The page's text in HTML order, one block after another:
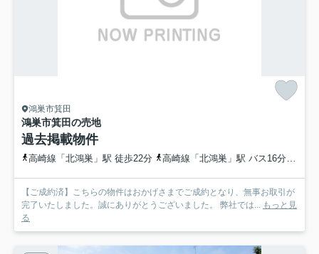
鴻巣市箕田
鴻巣市箕田の売地
過去掲載物件
高崎線「北鴻巣」駅 徒歩22分 高崎線「北鴻巣」駅 バス16分 埼玉県鴻巣市「宮登神社入口」 停歩2分
【ご成約済】こちらの物件はおかげさまでご成約となり、無事お取引が
完了いたしました。誠にありがとうございました。 弊社では...
もっと見
る